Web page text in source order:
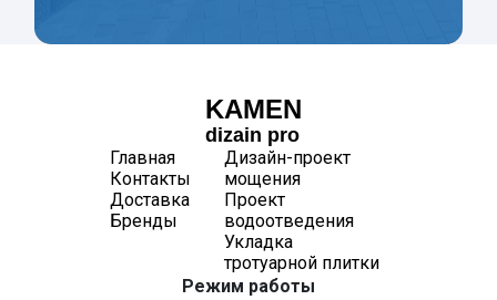
KAMEN
dizain pro
Главная
Контакты
Доставка
Бренды
Дизайн-проект
мощения
Проект
водоотведения
Укладка
тротуарной плитки
Режим работы